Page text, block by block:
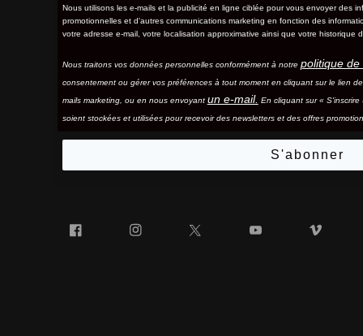
Nous utilisons les e-mails et la publicité en ligne ciblée pour vous envoyer des
promotionnelles et d'autres communications marketing en fonction des
votre adresse e-mail, votre localisation approximative ainsi que votre historique
Nous traitons vos données personnelles conformément à notre politique de
consentement ou gérer vos préférences à tout moment en cliquant sur le lien
mails marketing, ou en nous envoyant un e-mail. En cliquant sur «
soient stockées et utilisées pour recevoir des newsletters et des offres
S'abonner
Facebook Instagram YouTube